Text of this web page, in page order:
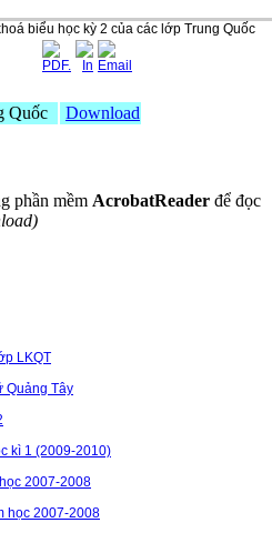
biểu học kỳ 2 của các lớp Trung Quốc
Quốc Download
phần mềm AcrobatReader để đọc
LKQT
Quảng Tây
kì 1 (2009-2010)
2007-2008
học 2007-2008